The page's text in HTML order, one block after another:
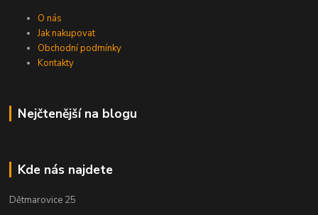
O nás
Jak nakupovat
Obchodní podmínky
Kontakty
Nejčtenější na blogu
Kde nás najdete
Dětmarovice 25